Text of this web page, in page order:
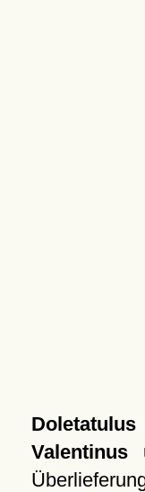
Doletatulus
Valentinus